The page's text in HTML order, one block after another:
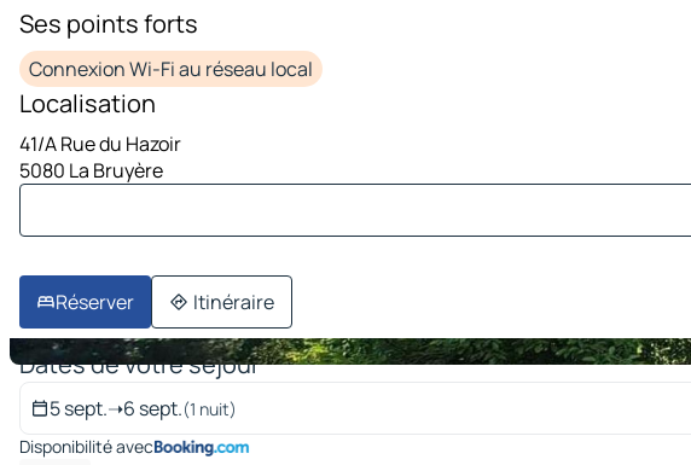
image 1 sur 10
Ses points forts
Connexion Wi-Fi au réseau local
Localisation
41/A Rue du Hazoir
5080 La Bruyère
Réserver Itinéraire
Dates de votre séjour
5 sept.➝6 sept.(1 nuit)
Disponibilité avec